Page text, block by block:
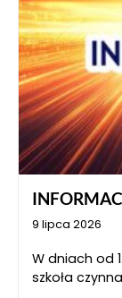
9 lipca 2026
W dniach od
szkoła